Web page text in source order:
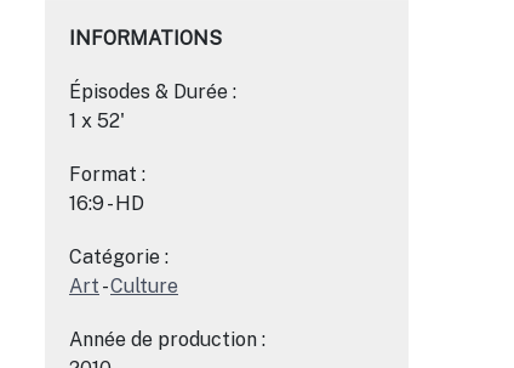
INFORMATIONS
Épisodes & Durée :
1 x 52'
Format :
16:9 - HD
Catégorie :
Art -Culture
Année de production :